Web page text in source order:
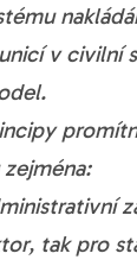
v civilní
tak pro